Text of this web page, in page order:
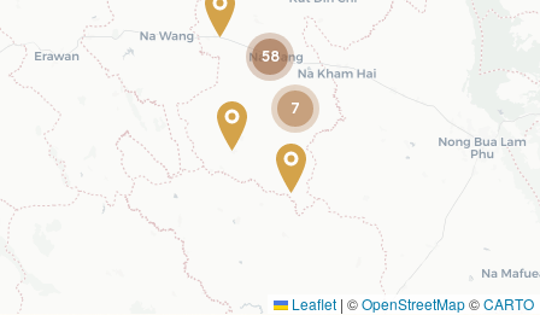
7
58
Leaflet | ©OpenStreetMap©CARTO